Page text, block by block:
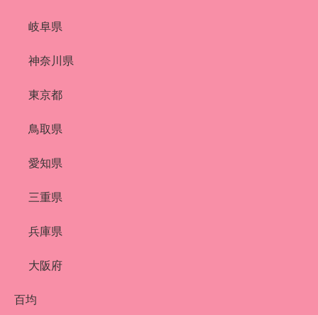
岐阜県
神奈川県
東京都
鳥取県
愛知県
三重県
兵庫県
大阪府
百均